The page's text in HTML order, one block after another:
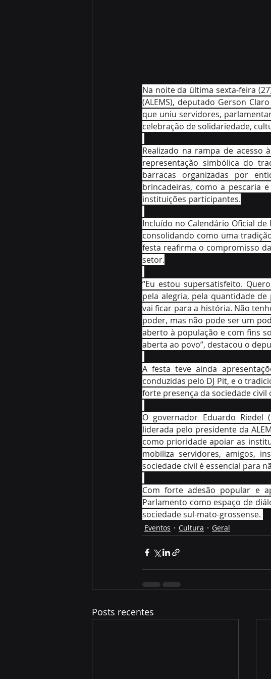
Na noite da última sexta-feira
(ALEMS), deputado Gerson
que uniu servidores,
celebração de solidariedade,
Realizado na rampa de acesso
representação simbólica do
barracas organizadas por
brincadeiras, como a pescaria
instituições participantes.
Incluído no Calendário Oficial
consolidando como uma
festa reafirma o compromisso
setor.
“Eu estou supersatisfeito.
pela alegria, pela quantidade
vai ficar para a história. Não
poder, mas não pode ser um
aberto à população e com fins
aberta ao povo”, destacou o
A festa teve ainda
conduzidas pelo DJ Pit, e o
forte presença da sociedade
O governador Eduardo Riedel
liderada pelo presidente da
como prioridade apoiar as
mobiliza servidores, amigos,
sociedade civil é essencial para
Com forte adesão popular e
Parlamento como espaço de
sociedade sul-mato-grossense.
Eventos Cultura Geral
Posts recentes